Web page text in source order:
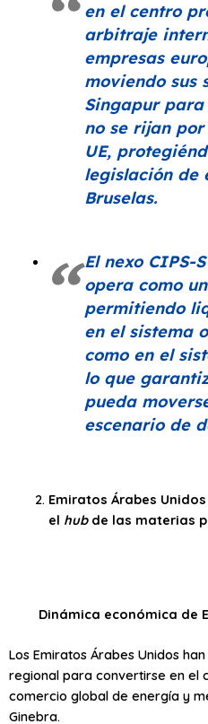
en el centro
arbitraje
empresas
moviendo sus
Singapur para
no se rijan
UE,
legislación de
Bruselas.
El nexo CIPS-
opera como
permitiendo
en el sistema
como en el
lo que
pueda
escenario de
Emiratos Árabes
el hubde las materias
Dinámica económica de
Los Emiratos Árabes Unidos
regional para convertirse en el
comercio global de energía y
Ginebra.